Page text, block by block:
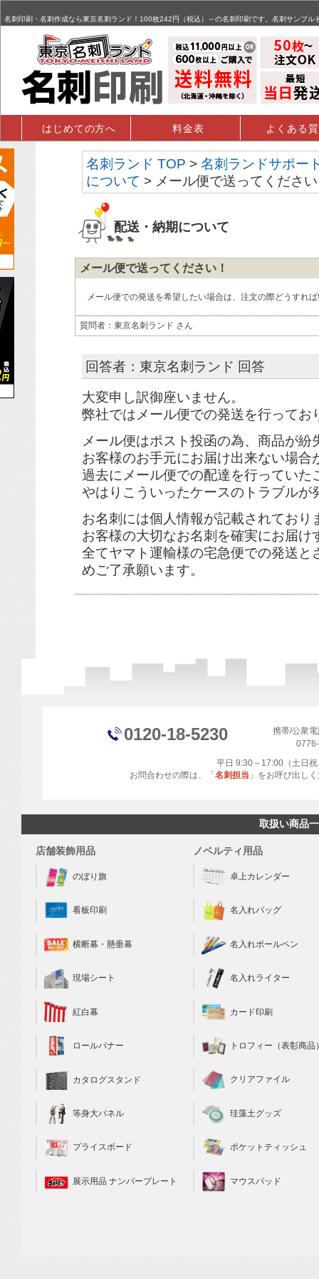
名刺印刷・名刺作成なら東京名刺ランド！100枚242円（税込）～の名刺印刷です。名刺サンプル
はじめての方へ 料金表 よくある
名刺ランド TOP > 名刺ランドサポー
について > メール便で送ってくださ
配送・納期について
メール便で送ってください！
質問者：東京名刺ランド さん
メール便での発送を希望したい場合は、注文の際どうすれ
回答者：東京名刺ランド 回答
大変申し訳御座いません。
弊社ではメール便での発送を行ってお
メール便はポスト投函の為、商品が紛
お客様のお手元にお届け出来ない場合
過去にメール便での配達を行っていた
やはりこういったケースのトラブルが
お名刺には個人情報が記載されており
お客様の大切なお名刺を確実にお届け
全てヤマト運輸様の宅急便での発送と
めご了承願います。
0120-18-5230
携帯/公衆
平日 9:30～17:00（土日
お問合わせの際は、「 名刺担当 」をお呼び出し
取扱い商品
店舗装飾用品
のぼり旗
看板印刷
横断幕・懸垂幕
現場シート
紅白幕
ロールバナー
カタログスタンド
等身大パネル
プライスボード
展示用品 ナンバープレート
ノベルティ用品
卓上カレンダー
名入れバッグ
名入れボールペン
名入れライター
カード印刷
トロフィー（表彰商品
クリアファイル
珪藻土グッズ
ポケットティッシュ
マウスパッド